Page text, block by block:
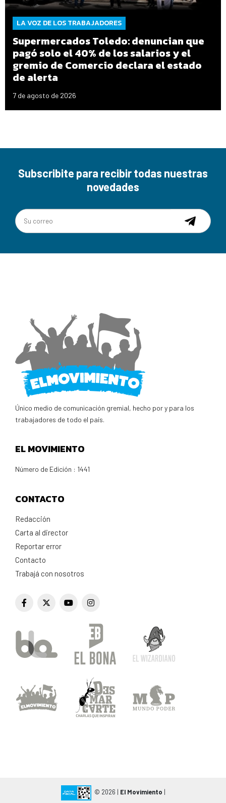
LA VOZ DE LOS TRABAJADORES
Supermercados Toledo: denuncian que
pagó solo el 40% de los salarios y el
gremio de Comercio declara el estado
de alerta
7 de agosto de 2026
Subscribite para recibir todas nuestras
novedades
Único medio de comunicación gremial, hecho por y para los
trabajadores de todo el país.
EL MOVIMIENTO
Número de Edición : 1441
CONTACTO
Redacción
Carta al director
Reportar error
Contacto
Trabajá con nosotros
© 2026 | El Movimiento